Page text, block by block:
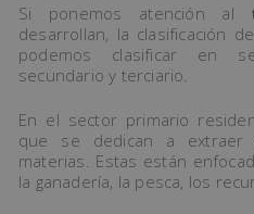
Si ponemos atención al
desarrollan, la clasificación
podemos clasificar en
secundario y terciario.
En el sector primario
que se dedican a extraer
materias. Estas están
la ganadería, la pesca, los